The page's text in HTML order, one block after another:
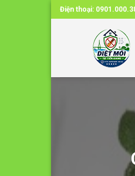
Skip
to
Điện thoại: